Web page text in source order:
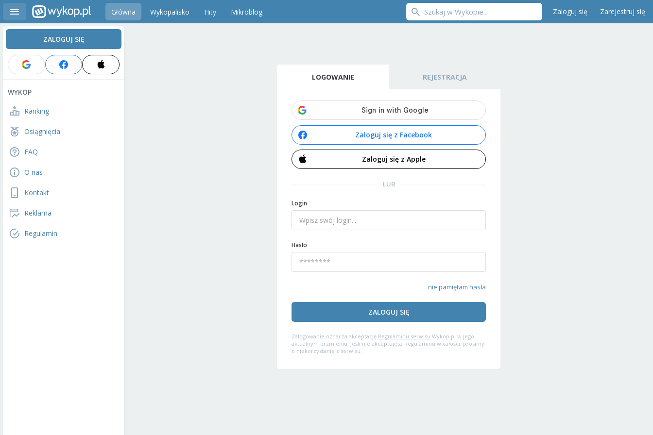
Główna Wykopalisko Hity Mikroblog Zaloguj się Zarejestruj się
ZALOGUJ SIĘ
WYKOP
Ranking
Osiągnięcia
FAQ
O nas
Kontakt
Reklama
Regulamin
LOGOWANIE REJESTRACJA
Zaloguj się z Facebook
Zaloguj się z Apple
LUB
Login
Hasło
nie pamiętam hasła
ZALOGUJ SIĘ
Zalogowanie oznacza akceptację Regulaminu serwisu Wykop.pl w jego
aktualnym brzmieniu. Jeśli nie akceptujesz Regulaminu w całości, prosimy
o niekorzystanie z serwisu.